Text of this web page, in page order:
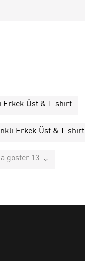
Erkek Üst & T-shirt
Erkek Üst & T-shirt
göster 13